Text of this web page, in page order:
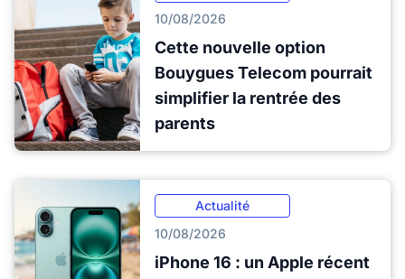
10/08/2026
Cette nouvelle option
Bouygues Telecom pourrait
simplifier la rentrée des
parents
Actualité
10/08/2026
iPhone 16 : un Apple récent